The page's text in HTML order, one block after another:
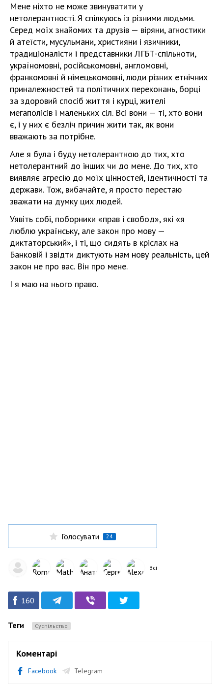
Мене ніхто не може звинуватити у
нетолерантності. Я спілкуюсь із різними людьми.
Серед моїх знайомих та друзів — віряни, агностики
й атеїсти, мусульмани, християни і язичники,
традиціоналісти і представники ЛГБТ-спільноти,
україномовні, російськомовні, англомовні,
франкомовні й німецькомовні, люди різних етнічних
приналежностей та політичних переконань, борці
за здоровий спосіб життя і курці, жителі
мегаполісів і маленьких сіл. Всі вони — ті, хто вони
є, і у них є безліч причин жити так, як вони
вважають за потрібне.
Але я була і буду нетолерантною до тих, хто
нетолерантний до інших чи до мене. До тих, хто
виявляє агресію до моїх цінностей, ідентичності та
держави. Тож, вибачайте, я просто перестаю
зважати на думку цих людей.
Уявіть собі, поборники «прав і свобод», які «я
люблю українську, але закон про мову —
диктаторський», і ті, що сидять в кріслах на
Банковій і звідти диктують нам нову реальність, цей
закон не про вас. Він про мене.
І я маю на нього право.
Голосувати 24
Всі
160
Теги Суспільство
Коментарі
Facebook Telegram